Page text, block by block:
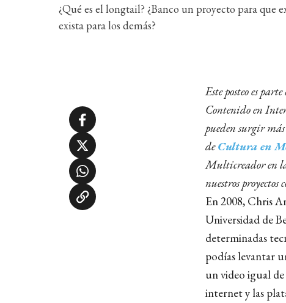
¿Qué es el longtail? ¿Banco un proyecto para que
exista para los demás?
Este posteo es
Contenido en
pueden surgir
deCultura en
Multicreador en la
nuestros proyectos
En 2008, Chris
Universidad de
determinadas
podías levantar
un video igual
internet y las